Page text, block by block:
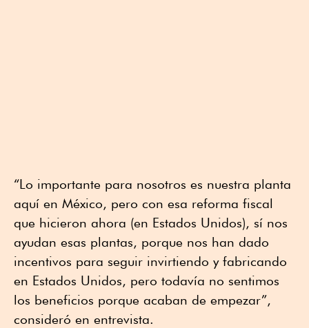
“Lo importante para nosotros es nuestra planta
aquí en México, pero con esa reforma fiscal
que hicieron ahora (en Estados Unidos), sí nos
ayudan esas plantas, porque nos han dado
incentivos para seguir invirtiendo y fabricando
en Estados Unidos, pero todavía no sentimos
los beneficios porque acaban de empezar”,
consideró en entrevista.